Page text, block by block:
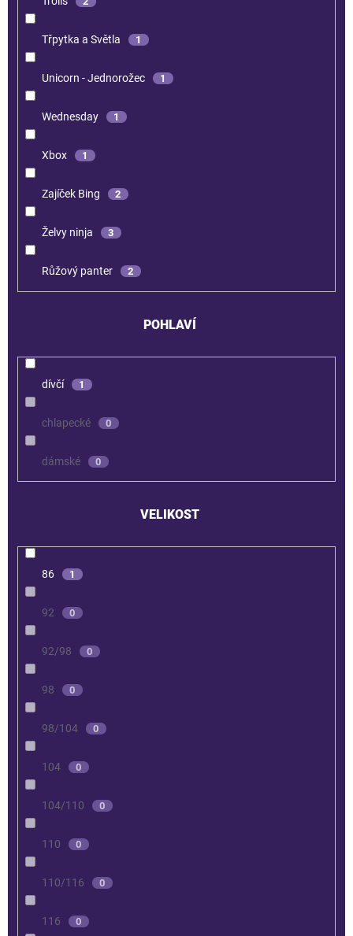
Třpytka a Světla 1
Unicorn - Jednorožec 1
Wednesday 1
Xbox 1
Zajíček Bing 2
Želvy ninja 3
Růžový panter 2
POHLAVÍ
dívčí 1
chlapecké 0
dámské 0
VELIKOST
86 1
92 0
92/98 0
98 0
98/104 0
104 0
104/110 0
110 0
110/116 0
116 0